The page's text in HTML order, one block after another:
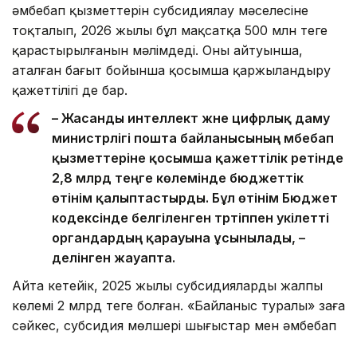
әмбебап қызметтерін субсидиялау мәселесіне
тоқталып, 2026 жылы бұл мақсатқа 500 млн теңге
қарастырылғанын мәлімдеді. Оның айтуынша,
аталған бағыт бойынша қосымша қаржыландыру
қажеттілігі де бар.
– Жасанды интеллект және цифрлық даму
министрлігі пошта байланысының әмбебап
қызметтеріне қосымша қажеттілік ретінде
2,8 млрд теңге көлемінде бюджеттік
өтінім қалыптастырды. Бұл өтінім Бюджет
кодексінде белгіленген тәртіппен уәкілетті
органдардың қарауына ұсынылады, –
делінген жауапта.
Айта кетейік, 2025 жылы субсидиялардың жалпы
көлемі 2 млрд теңге болған. «Байланыс туралы» заңға
сәйкес, субсидия мөлшері шығыстар мен әмбебап